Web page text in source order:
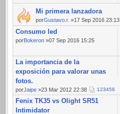
Mi primera lanzadora
porGustavo.r. »17 Sep 2016 23:13
Consumo led
porBokeron »07 Sep 2016 15:25
La importancia de la
exposición para valorar unas
fotos.
porJaipe »23 Mar 2012 22:38 123456
Fenix TK35 vs Olight SR51
Intimidator